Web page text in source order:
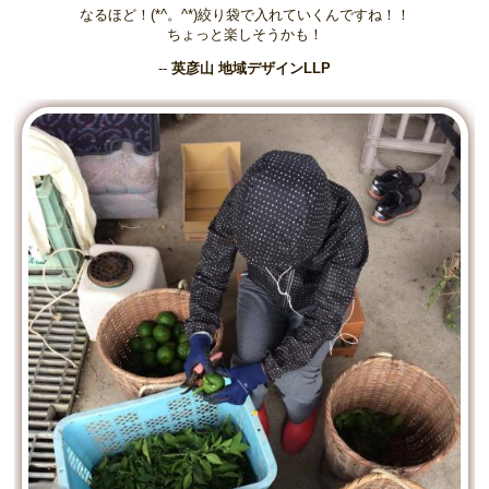
なるほど！(*^。^*)絞り袋で入れていくんですね！！
ちょっと楽しそうかも！
-- 英彦山 地域デザインLLP